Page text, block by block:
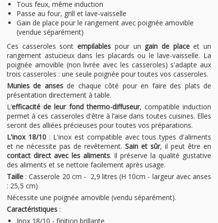
Tous feux, même induction
Passe au four, grill et lave-vaisselle
Gain de place pour le rangement avec poignée amovible
(vendue séparément)
Ces casseroles sontempilables pour un gain de placeet un
rangement astucieux dans les placards ou le lave-vaisselle. La
poignée amovible (non livrée avec les casseroles) s'adapte aux
trois casseroles : une seule poignée pour toutes vos casseroles.
Munies de ansesde chaque côté pour en faire des plats de
présentation directement à table.
L’efficacité de leur fond thermo-diffuseur, compatible induction
permet à ces casseroles d'être à l’aise dans toutes cuisines. Elles
seront des alliées précieuses pour toutes vos préparations.
L'inox 18/10: L'inox est compatible avec tous types d'aliments
et ne nécessite pas de revêtement. Sain et sûr, il peut être en
contact direct avec les aliments. Il préserve la qualité gustative
des aliments et se nettoie facilement après usage.
Taille : Casserole 20 cm - 2,9 litres (H 10cm - largeur avec anses
: 25,5 cm)
Nécessite une poignée amovible (vendu séparément).
Caractéristiques :
Inox 18/10 - finition brillante